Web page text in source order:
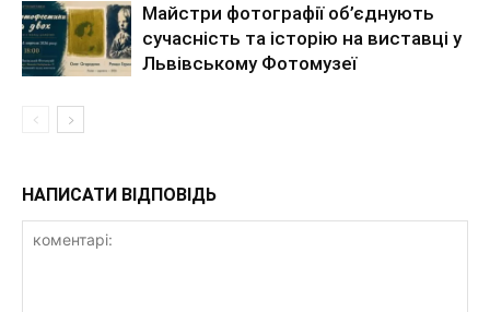
Майстри фотографії об’єднують
сучасність та історію на виставці у
Львівському Фотомузеї
НАПИСАТИ ВІДПОВІДЬ